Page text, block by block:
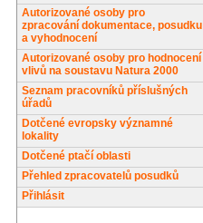
Autorizované osoby pro
zpracování dokumentace, posudku
a vyhodnocení
Autorizované osoby pro hodnocení
vlivů na soustavu Natura 2000
Seznam pracovníků příslušných
úřadů
Dotčené evropsky významné
lokality
Dotčené ptačí oblasti
Přehled zpracovatelů posudků
Přihlásit